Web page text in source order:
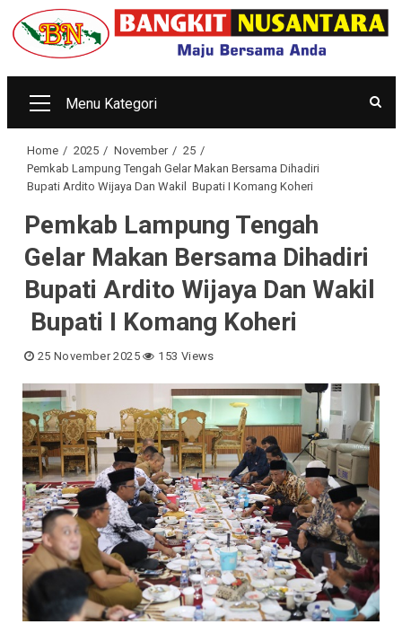
Skip
to
content
Primary
Menu
Menu Kategori
Home 2025 November
25
Pemkab Lampung Tengah Gelar Makan Bersama Dihadiri
Bupati Ardito Wijaya Dan Wakil Bupati I Komang Koheri
Pemkab Lampung Tengah
Gelar Makan Bersama Dihadiri
Bupati Ardito Wijaya Dan Wakil
Bupati I Komang Koheri
25 November 2025 153 Views